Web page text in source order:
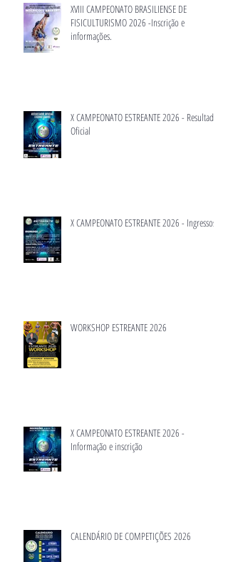
XVIII CAMPEONATO BRASILIENSE DE
FISICULTURISMO 2026 -Inscrição e
informações.
X CAMPEONATO ESTREANTE 2026 - Resultado
Oficial
X CAMPEONATO ESTREANTE 2026 - Ingressos
WORKSHOP ESTREANTE 2026
X CAMPEONATO ESTREANTE 2026 -
Informação e inscrição
CALENDÁRIO DE COMPETIÇÕES 2026